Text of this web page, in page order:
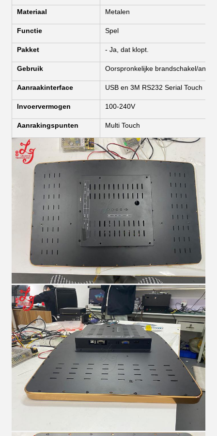
Materiaal Metalen
Functie Spel
Pakket - Ja, dat klopt.
Gebruik Oorspronkelijke brandschakel/
Aanraakinterface USB en 3M RS232 Serial Touch
Invoervermogen 100-240V
Aanrakingspunten Multi Touch